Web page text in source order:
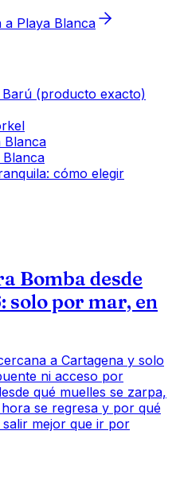
a Playa Blanca
Barú (producto exacto)
Blanca
Blanca
cómo elegir
Bomba desde
solo por mar, en
a Cartagena y solo
ni acceso por
qué muelles se zarpa,
se regresa y por qué
mejor que ir por